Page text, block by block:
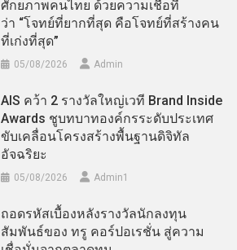
ศักยภาพคนไทย ด้วยความเชื่อที่
ว่า “โจทย์ที่ยากที่สุด คือโจทย์ที่สร้างคน
ที่เก่งที่สุด”
05/08/2026 Admin
AIS คว้า 2 รางวัลใหญ่เวที Brand Inside
Awards ชูบทบาทองค์กรระดับประเทศ
ขับเคลื่อนโครงสร้างพื้นฐานดิจิทัล
อัจฉริยะ
05/08/2026 Admin​1
ถอดรหัสเบื้องหลังรางวัลนักลงทุน
สัมพันธ์ของ ทรู คอร์ปอเรชั่น สู่ความ